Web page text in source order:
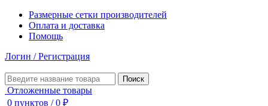
Размерные сетки производителей
Оплата и доставка
Помощь
Логин / Регистрация
Поиск
Отложенные товары
0 пунктов / 0 ₽